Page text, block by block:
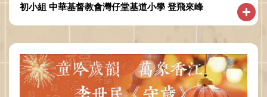
初小組 中華基督教會灣仔堂基道小學 登飛來峰